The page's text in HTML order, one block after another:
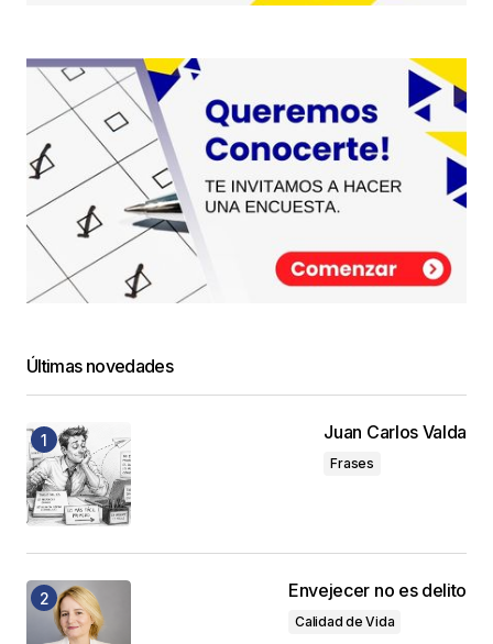
Últimas novedades
Juan Carlos Valda
Frases
Envejecer no es delito
Calidad de Vida